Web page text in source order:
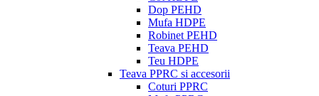
Dop PEHD
Mufa HDPE
Robinet PEHD
Teava PEHD
Teu HDPE
Teava PPRC si accesorii
Coturi PPRC